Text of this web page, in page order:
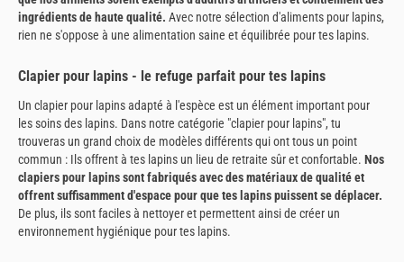
ingrédients de haute qualité. Avec notre sélection d'aliments pour lapins,
rien ne s'oppose à une alimentation saine et équilibrée pour tes lapins.
Clapier pour lapins - le refuge parfait pour tes lapins
Un clapier pour lapins adapté à l'espèce est un élément important pour
les soins des lapins. Dans notre catégorie "clapier pour lapins", tu
trouveras un grand choix de modèles différents qui ont tous un point
commun : Ils offrent à tes lapins un lieu de retraite sûr et confortable. Nos
clapiers pour lapins sont fabriqués avec des matériaux de qualité et
offrent suffisamment d'espace pour que tes lapins puissent se déplacer.
De plus, ils sont faciles à nettoyer et permettent ainsi de créer un
environnement hygiénique pour tes lapins.